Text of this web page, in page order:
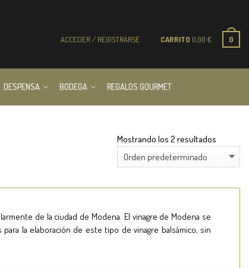
ACCEDER / REGISTRARSE CARRITO 0,00 € 0
DESPENSA BODEGA REGALOS GOURMET
Mostrando los 2 resultados
de la ciudad de Modena. El vinagre de Modena se
la elaboración de este tipo de vinagre balsámico, sin